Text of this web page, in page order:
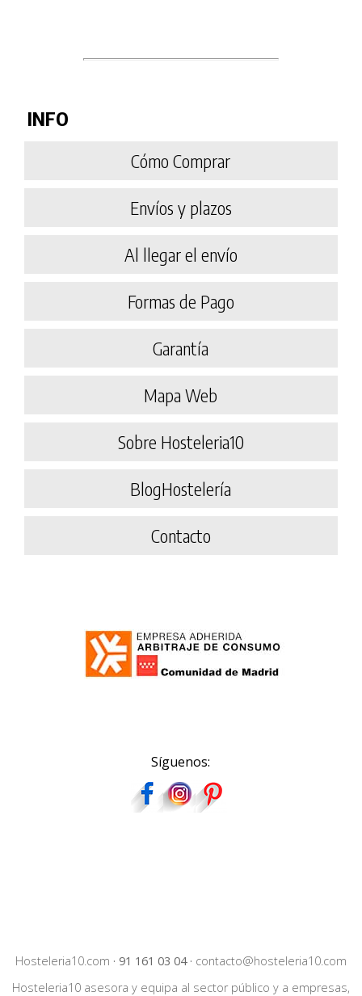
INFO
Cómo Comprar
Envíos y plazos
Al llegar el envío
Formas de Pago
Garantía
Mapa Web
Sobre Hosteleria10
BlogHostelería
Contacto
Síguenos:
Hosteleria10.com · 91 161 03 04· contacto@hosteleria10.com
Hosteleria10 asesora y equipa al sector público y a empresas,